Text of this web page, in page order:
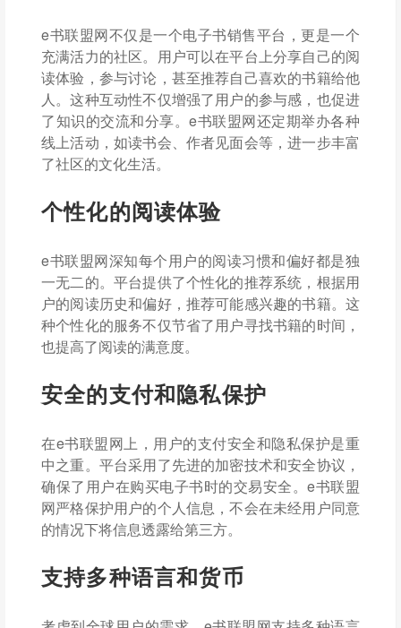
e书联盟网不仅是一个电子书销售平台，更是一个
充满活力的社区。用户可以在平台上分享自己的阅
读体验，参与讨论，甚至推荐自己喜欢的书籍给他
人。这种互动性不仅增强了用户的参与感，也促进
了知识的交流和分享。e书联盟网还定期举办各种
线上活动，如读书会、作者见面会等，进一步丰富
了社区的文化生活。
个性化的阅读体验
e书联盟网深知每个用户的阅读习惯和偏好都是独
一无二的。平台提供了个性化的推荐系统，根据用
户的阅读历史和偏好，推荐可能感兴趣的书籍。这
种个性化的服务不仅节省了用户寻找书籍的时间，
也提高了阅读的满意度。
安全的支付和隐私保护
在e书联盟网上，用户的支付安全和隐私保护是重
中之重。平台采用了先进的加密技术和安全协议，
确保了用户在购买电子书时的交易安全。e书联盟
网严格保护用户的个人信息，不会在未经用户同意
的情况下将信息透露给第三方。
支持多种语言和货币